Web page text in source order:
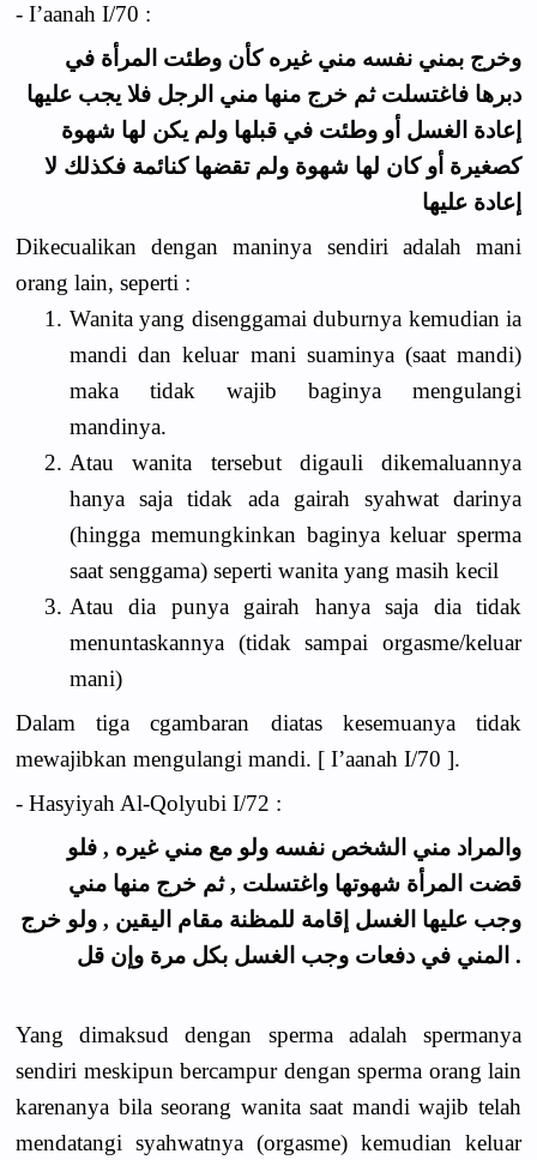
- I’aanah I/70 :
وخرج بمني نفسه مني غيره كأن وطئت المرأة في
دبرها فاغتسلت ثم خرج منها مني الرجل فلا يجب عليها
إعادة الغسل أو وطئت في قبلها ولم يكن لها شهوة
كصغيرة أو كان لها شهوة ولم تقضها كنائمة فكذلك لا
إعادة عليها
Dikecualikan dengan maninya sendiri adalah mani
orang lain, seperti :
1. Wanita yang disenggamai duburnya kemudian ia
mandi dan keluar mani suaminya (saat mandi)
maka tidak wajib baginya mengulangi
mandinya.
2. Atau wanita tersebut digauli dikemaluannya
hanya saja tidak ada gairah syahwat darinya
(hingga memungkinkan baginya keluar sperma
saat senggama) seperti wanita yang masih kecil
3. Atau dia punya gairah hanya saja dia tidak
menuntaskannya (tidak sampai orgasme/keluar
mani)
Dalam tiga cgambaran diatas kesemuanya tidak
mewajibkan mengulangi mandi. [ I’aanah I/70 ].
- Hasyiyah Al-Qolyubi I/72 :
والمراد مني الشخص نفسه ولو مع مني غيره , فلو
قضت المرأة شهوتها واغتسلت , ثم خرج منها مني
وجب عليها الغسل إقامة للمظنة مقام اليقين , ولو خرج
المني في دفعات وجب الغسل بكل مرة وإن قل .
Yang dimaksud dengan sperma adalah spermanya
sendiri meskipun bercampur dengan sperma orang lain
karenanya bila seorang wanita saat mandi wajib telah
mendatangi syahwatnya (orgasme) kemudian keluar